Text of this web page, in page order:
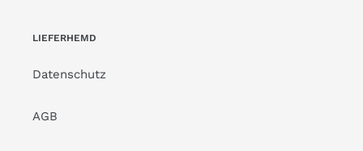
LIEFERHEMD
Datenschutz
AGB